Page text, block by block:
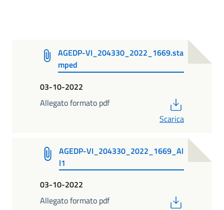
AGEDP-VI_204330_2022_1669.sta
mped
03-10-2022
Allegato formato pdf
Scarica
AGEDP-VI_204330_2022_1669_Al
l1
03-10-2022
Allegato formato pdf